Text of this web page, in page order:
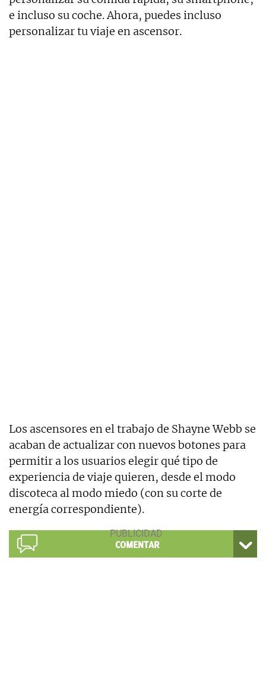
e incluso su coche. Ahora, puedes incluso
personalizar tu viaje en ascensor.
Los ascensores en el trabajo de Shayne Webb se
acaban de actualizar con nuevos botones para
permitir a los usuarios elegir qué tipo de
experiencia de viaje quieren, desde el modo
discoteca al modo miedo (con su corte de
energía correspondiente).
COMENTAR